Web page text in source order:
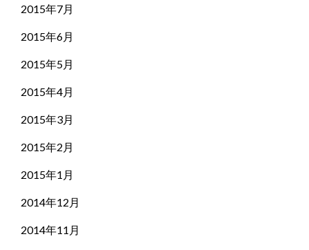
2015年7月
2015年6月
2015年5月
2015年4月
2015年3月
2015年2月
2015年1月
2014年12月
2014年11月